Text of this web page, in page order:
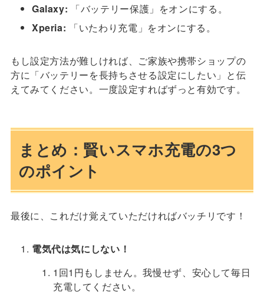
Galaxy: 「バッテリー保護」をオンにする。
Xperia: 「いたわり充電」をオンにする。
もし設定方法が難しければ、ご家族や携帯ショップの
方に「バッテリーを長持ちさせる設定にしたい」と伝
えてみてください。一度設定すればずっと有効です。
まとめ：賢いスマホ充電の3つ
のポイント
最後に、これだけ覚えていただければバッチリです！
電気代は気にしない！
1回1円もしません。我慢せず、安心して毎日
充電してください。